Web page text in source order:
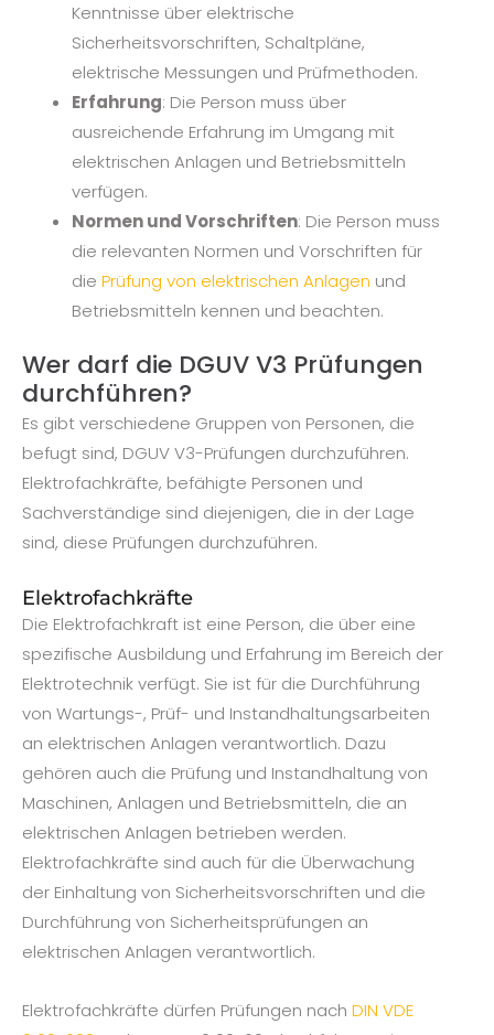
Kenntnisse über elektrische
Sicherheitsvorschriften, Schaltpläne,
elektrische Messungen und Prüfmethoden.
Erfahrung: Die Person muss über
ausreichende Erfahrung im Umgang mit
elektrischen Anlagen und Betriebsmitteln
verfügen.
Normen und Vorschriften: Die Person muss
die relevanten Normen und Vorschriften für
die Prüfung von elektrischen Anlagen und
Betriebsmitteln kennen und beachten.
Wer darf die DGUV V3 Prüfungen
durchführen?​
Es gibt verschiedene Gruppen von Personen, die
befugt sind, DGUV V3-Prüfungen durchzuführen.
Elektrofachkräfte, befähigte Personen und
Sachverständige sind diejenigen, die in der Lage
sind, diese Prüfungen durchzuführen.
Elektrofachkräfte
Die Elektrofachkraft ist eine Person, die über eine
spezifische Ausbildung und Erfahrung im Bereich der
Elektrotechnik verfügt. Sie ist für die Durchführung
von Wartungs-, Prüf- und Instandhaltungsarbeiten
an elektrischen Anlagen verantwortlich. Dazu
gehören auch die Prüfung und Instandhaltung von
Maschinen, Anlagen und Betriebsmitteln, die an
elektrischen Anlagen betrieben werden.
Elektrofachkräfte sind auch für die Überwachung
der Einhaltung von Sicherheitsvorschriften und die
Durchführung von Sicherheitsprüfungen an
elektrischen Anlagen verantwortlich.
Elektrofachkräfte dürfen Prüfungen nach DIN VDE